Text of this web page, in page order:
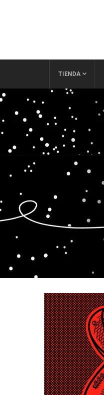
TIENDA